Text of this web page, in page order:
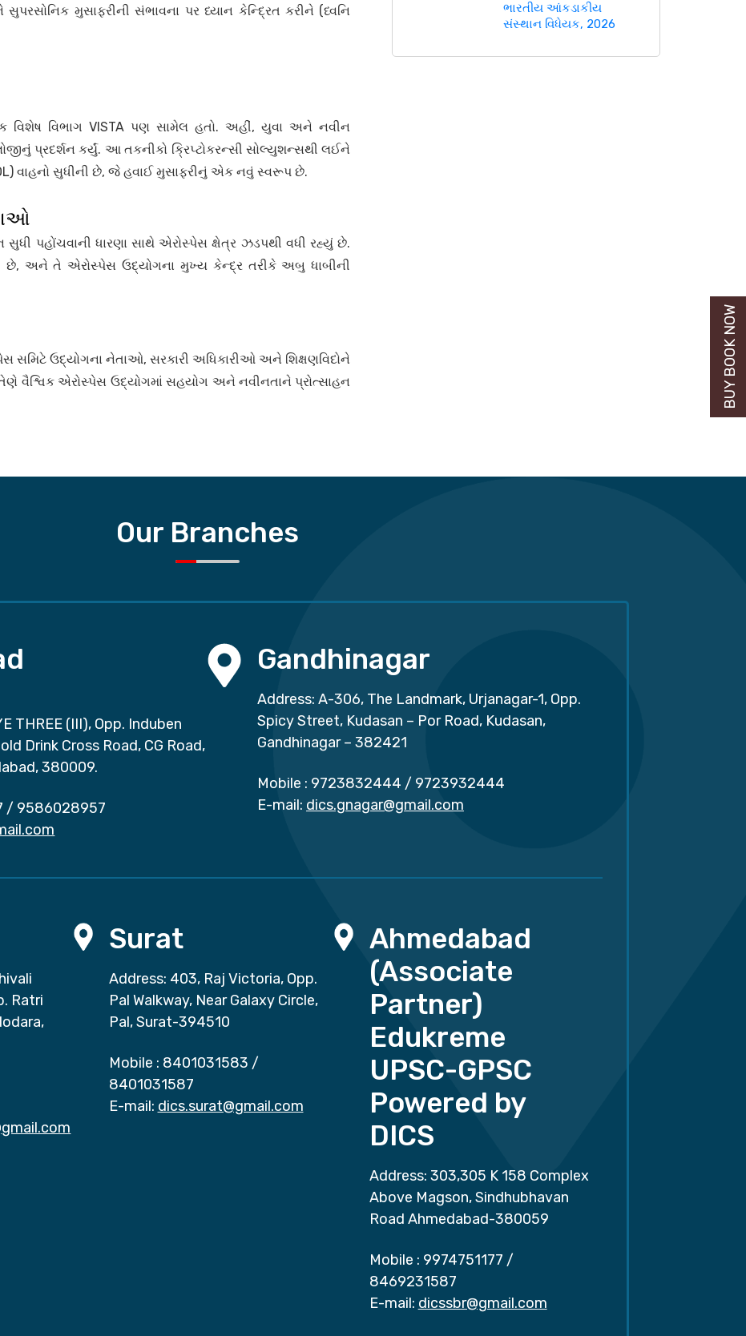
મુસાફરીની સંભાવના પર ધ્યાન કેન્દ્રિત કરીને (ધ્વનિ
વિશેષ વિભાગ VISTA પણ સામેલ હતો. અહીં, યુવા અને નવીન
પ્રદર્શન કર્યું. આ તકનીકો ક્રિપ્ટોકરન્સી સોલ્યુશન્સથી લઈને
વાહનો સુધીની છે, જે હવાઈ મુસાફરીનું એક નવું સ્વરૂપ છે.
પહોંચવાની ધારણા સાથે એરોસ્પેસ ક્ષેત્ર ઝડપથી વધી રહ્યું છે.
છે, અને તે એરોસ્પેસ ઉદ્યોગના મુખ્ય કેન્દ્ર તરીકે અબુ ધાબીની
સમિટે ઉદ્યોગના નેતાઓ, સરકારી અધિકારીઓ અને શિક્ષણવિદોને
વૈશ્વિક એરોસ્પેસ ઉદ્યોગમાં સહયોગ અને નવીનતાને પ્રોત્સાહન
ભારતીય આંકડાકીય
સંસ્થાન વિધેયક, 2026
Our Branches
THREE (III), Opp. Induben
Drink Cross Road, CG Road,
380009.
/ 9586028957
Gandhinagar
Address: A-306, The Landmark, Urjanagar-1, Opp.
Spicy Street, Kudasan – Por Road, Kudasan,
Gandhinagar – 382421
Mobile : 9723832444 / 9723932444
E-mail: dics.gnagar@gmail.com
Ratri
Surat
Address: 403, Raj Victoria, Opp.
Pal Walkway, Near Galaxy Circle,
Pal, Surat-394510
Mobile : 8401031583 /
8401031587
E-mail: dics.surat@gmail.com
Ahmedabad
(Associate
Partner)
Edukreme
UPSC-GPSC
Powered by
DICS
Address: 303,305 K 158 Complex
Above Magson, Sindhubhavan
Road Ahmedabad-380059
Mobile : 9974751177 /
8469231587
E-mail: dicssbr@gmail.com
BUY BOOK NOW